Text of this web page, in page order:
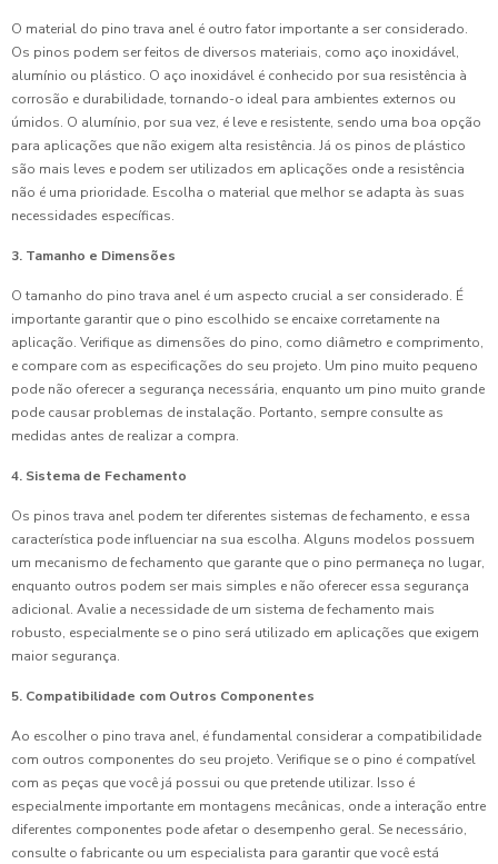
O material do pino trava anel é outro fator importante a ser considerado.
Os pinos podem ser feitos de diversos materiais, como aço inoxidável,
alumínio ou plástico. O aço inoxidável é conhecido por sua resistência à
corrosão e durabilidade, tornando-o ideal para ambientes externos ou
úmidos. O alumínio, por sua vez, é leve e resistente, sendo uma boa opção
para aplicações que não exigem alta resistência. Já os pinos de plástico
são mais leves e podem ser utilizados em aplicações onde a resistência
não é uma prioridade. Escolha o material que melhor se adapta às suas
necessidades específicas.
3. Tamanho e Dimensões
O tamanho do pino trava anel é um aspecto crucial a ser considerado. É
importante garantir que o pino escolhido se encaixe corretamente na
aplicação. Verifique as dimensões do pino, como diâmetro e comprimento,
e compare com as especificações do seu projeto. Um pino muito pequeno
pode não oferecer a segurança necessária, enquanto um pino muito grande
pode causar problemas de instalação. Portanto, sempre consulte as
medidas antes de realizar a compra.
4. Sistema de Fechamento
Os pinos trava anel podem ter diferentes sistemas de fechamento, e essa
característica pode influenciar na sua escolha. Alguns modelos possuem
um mecanismo de fechamento que garante que o pino permaneça no lugar,
enquanto outros podem ser mais simples e não oferecer essa segurança
adicional. Avalie a necessidade de um sistema de fechamento mais
robusto, especialmente se o pino será utilizado em aplicações que exigem
maior segurança.
5. Compatibilidade com Outros Componentes
Ao escolher o pino trava anel, é fundamental considerar a compatibilidade
com outros componentes do seu projeto. Verifique se o pino é compatível
com as peças que você já possui ou que pretende utilizar. Isso é
especialmente importante em montagens mecânicas, onde a interação entre
diferentes componentes pode afetar o desempenho geral. Se necessário,
consulte o fabricante ou um especialista para garantir que você está